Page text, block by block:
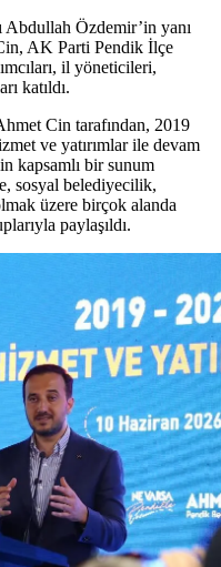
Özdemir’in yanı
AK Parti Pendik İlçe
il yöneticileri,
katıldı.
Cin tarafından, 2019
ve yatırımlar ile devam
kapsamlı bir sunum
sosyal belediyecilik,
üzere birçok alanda
paylaşıldı.